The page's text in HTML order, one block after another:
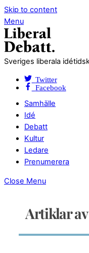
Skip to content
Menu
Sveriges liberala
Twitter
Facebook
Samhälle
Idé
Debatt
Kultur
Ledare
Prenumerera
Close Menu
Artiklar